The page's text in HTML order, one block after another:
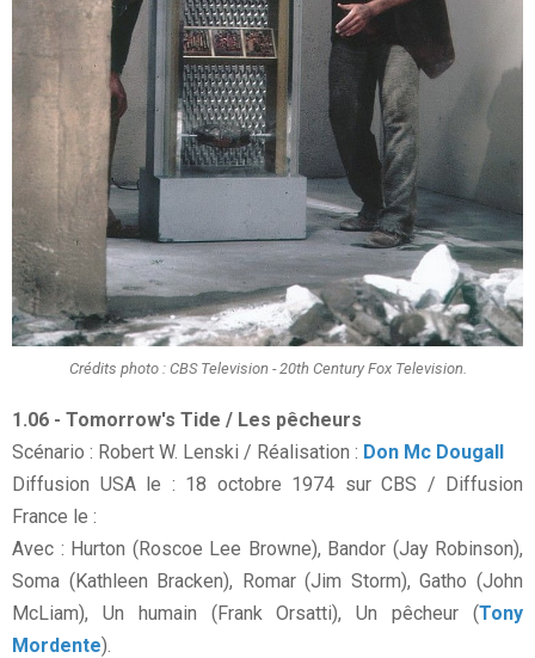
Crédits photo : CBS Television - 20th Century Fox Television.
1.06 - Tomorrow's Tide / Les pêcheurs
Scénario : Robert W. Lenski / Réalisation : Don Mc Dougall
Diffusion USA le : 18 octobre 1974 sur CBS / Diffusion
France le :
Avec : Hurton (Roscoe Lee Browne), Bandor (Jay Robinson),
Soma (Kathleen Bracken), Romar (Jim Storm), Gatho (John
McLiam), Un humain (Frank Orsatti), Un pêcheur (Tony
Mordente).